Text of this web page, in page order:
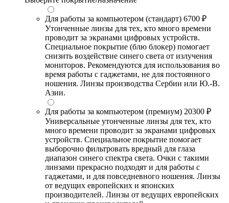
Для работы за компьютером (стандарт) 6700 ₽
Утонченные линзы для тех, кто много времени
проводит за экранами цифровых устройств.
Специальное покрытие (блю блокер) помогает
снизить воздействие синего света от излучения
мониторов. Рекомендуются для использования во
время работы с гаджетами, не для постоянного
ношения. Линзы производства Сербии или Ю.-В.
Азии.
Для работы за компьютером (премиум) 20300 ₽
Универсальные утонченные линзы для тех, кто
много времени проводит за экранами цифровых
устройств. Специальное покрытие помогает
выборочно фильтровать вредный для глаза
диапазон синего спектра света. Очки с такими
линзами прекрасно подходят и для работы с
гаджетами, и для повседневного ношения. Линзы
от ведущих европейских и японских
производителей. Линзы от ведущих европейских